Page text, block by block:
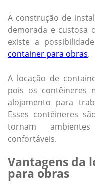
A construção de
demorada e custosa
existe a
container para obras.
A locação de
pois os contêineres
alojamento para
Esses contêineres
tornam
confortáveis.
Vantagens da
para obras